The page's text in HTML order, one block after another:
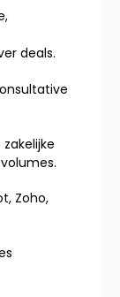
deals.
Zoho,